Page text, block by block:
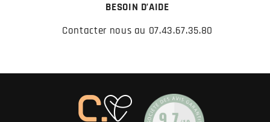
BESOIN D’AIDE
Contacter nous au 07.43.67.35.80